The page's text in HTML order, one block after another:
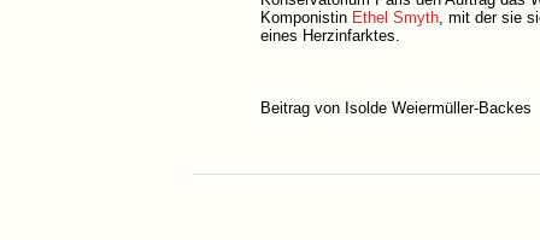
Komponistin Ethel Smyth, mit der sie
eines Herzinfarktes.
Beitrag von Isolde Weiermüller-Backes